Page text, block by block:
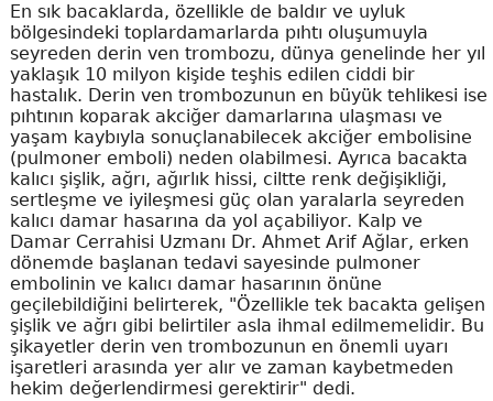
En sık bacaklarda, özellikle de baldır ve uyluk
bölgesindeki toplardamarlarda pıhtı oluşumuyla
seyreden derin ven trombozu, dünya genelinde her yıl
yaklaşık 10 milyon kişide teşhis edilen ciddi bir
hastalık. Derin ven trombozunun en büyük tehlikesi ise
pıhtının koparak akciğer damarlarına ulaşması ve
yaşam kaybıyla sonuçlanabilecek akciğer embolisine
(pulmoner emboli) neden olabilmesi. Ayrıca bacakta
kalıcı şişlik, ağrı, ağırlık hissi, ciltte renk değişikliği,
sertleşme ve iyileşmesi güç olan yaralarla seyreden
kalıcı damar hasarına da yol açabiliyor. Kalp ve
Damar Cerrahisi Uzmanı Dr. Ahmet Arif Ağlar, erken
dönemde başlanan tedavi sayesinde pulmoner
embolinin ve kalıcı damar hasarının önüne
geçilebildiğini belirterek, "Özellikle tek bacakta gelişen
şişlik ve ağrı gibi belirtiler asla ihmal edilmemelidir. Bu
şikayetler derin ven trombozunun en önemli uyarı
işaretleri arasında yer alır ve zaman kaybetmeden
hekim değerlendirmesi gerektirir" dedi.